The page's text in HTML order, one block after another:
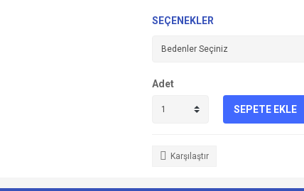
SEÇENEKLER
Adet
SEPETE EKLE
Karşılaştır